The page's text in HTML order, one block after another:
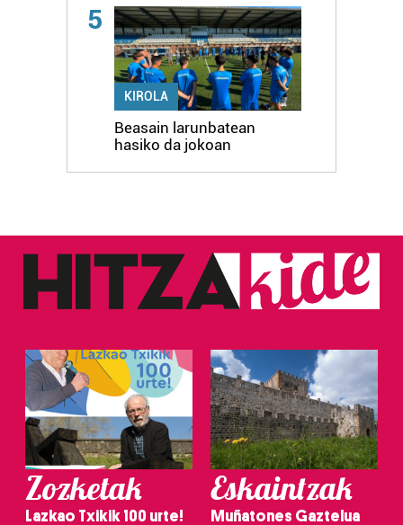
5
KIROLA
Beasain larunbatean
hasiko da jokoan
Zozketak
Lazkao Txikik 100 urte!
Eskaintzak
Muñatones Gaztelua